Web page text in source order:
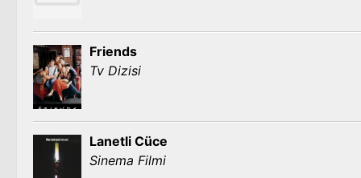
Friends
Tv Dizisi
Lanetli Cüce
Sinema Filmi